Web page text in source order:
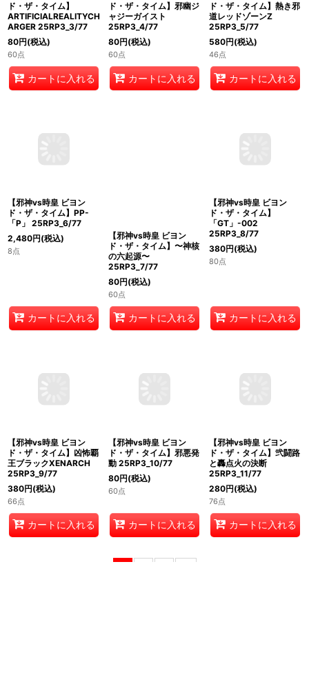
【邪神vs時皇 ビヨン
ド・ザ・タイム】
ARTIFICIALREALITYCH
ARGER 25RP3_3/77
80円(税込)
60点
【邪神vs時皇 ビヨン
ド・ザ・タイム】邪幽ジ
ャジーガイスト
25RP3_4/77
80円(税込)
60点
【邪神vs時皇 ビヨン
ド・ザ・タイム】熱き邪
道レッドゾーンZ
25RP3_5/77
580円(税込)
46点
2,480円(税込)
8点
【邪神vs時皇 ビヨン
ド・ザ・タイム】〜神核
の六起源〜
25RP3_7/77
80円(税込)
60点
【邪神vs時皇 ビヨン
380円(税込)
80点
【邪神vs時皇 ビヨン
ド・ザ・タイム】凶怖覇
王ブラックXENARCH
25RP3_9/77
ド・ザ・タイム】邪悪発
動 25RP3_10/77
60点
【邪神vs時皇 ビヨン
ド・ザ・タイム】弐闘路
と轟点火の決断
25RP3_11/77